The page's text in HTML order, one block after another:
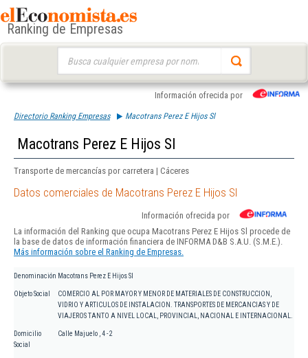
Ranking de Empresas
Información ofrecida por
Directorio Ranking Empresas Macotrans Perez E Hijos Sl
Macotrans Perez E Hijos Sl
Transporte de mercancías por carretera | Cáceres
Datos comerciales de Macotrans Perez E Hijos Sl
Información ofrecida por
La información del Ranking que ocupa Macotrans Perez E Hijos Sl procede de
la base de datos de información financiera de INFORMA D&B S.A.U. (S.M.E.).
Más información sobre el Ranking de Empresas.
Denominación Macotrans Perez E Hijos Sl
Objeto Social
COMERCIO AL POR MAYOR Y MENOR DE MATERIALES DE CONSTRUCCION,
VIDRIO Y ARTICULOS DE INSTALACION. TRANSPORTES DE MERCANCIAS Y DE
VIAJEROS TANTO A NIVEL LOCAL, PROVINCIAL, NACIONAL E INTERNACIONAL.
Domicilio
Social
Calle Majuelo , 4 - 2